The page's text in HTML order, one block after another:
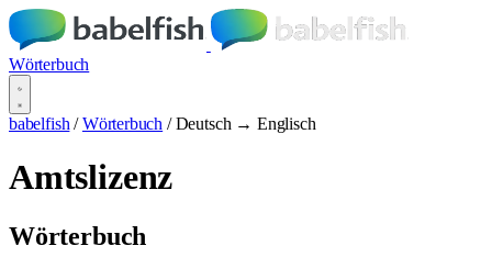
Wörterbuch
babelfish / Wörterbuch / Deutsch → Englisch
Amtslizenz
Wörterbuch